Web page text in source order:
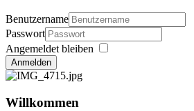
Benutzername
Passwort
Angemeldet bleiben
Anmelden
Willkommen